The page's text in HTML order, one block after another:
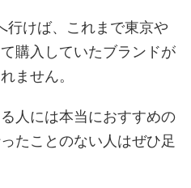
行けば、これまで東京や
購入していたブランドが
ません。
人には本当におすすめの
たことのない人はぜひ足